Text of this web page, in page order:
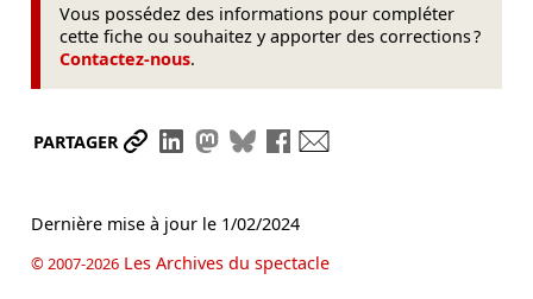
Vous possédez des informations pour compléter
cette fiche ou souhaitez y apporter des corrections ?
Contactez-nous.
PARTAGER Partager le lien
Partager sur LinkedIn
Partager sur Mastodon
Partager sur Bluesky
Partager sur Facebook
Dernière mise à jour le 1/02/2024
© 2007-2026Les Archives du spectacle